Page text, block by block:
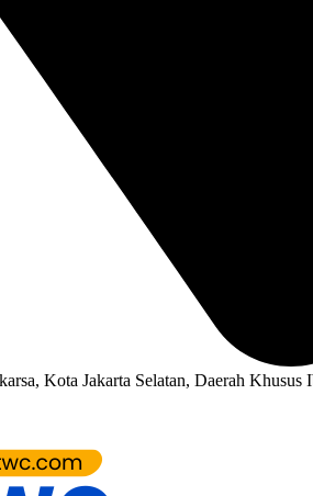
Kota Jakarta Selatan, Daerah